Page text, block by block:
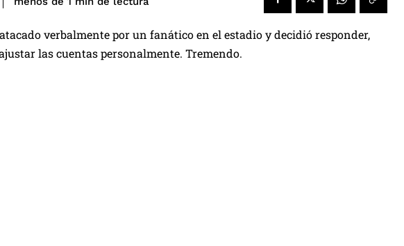
verbalmente por un fanático en el estadio y decidió responder,
las cuentas personalmente. Tremendo.